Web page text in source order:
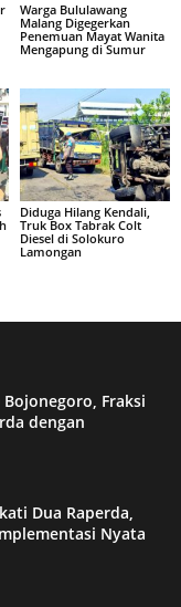
Warga Bululawang
Malang Digegerkan
Penemuan Mayat Wanita
Mengapung di Sumur
Diduga Hilang Kendali,
Truk Box Tabrak Colt
Diesel di Solokuro
Lamongan
Fraksi
dengan
Dua Raperda,
Nyata